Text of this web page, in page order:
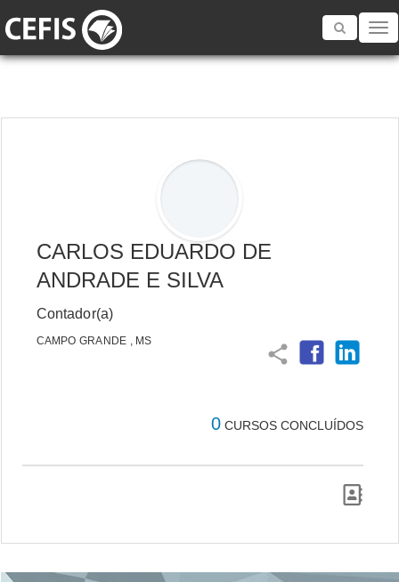
Toggle
CARLOS EDUARDO DE
ANDRADE E SILVA
Contador(a)
CAMPO GRANDE , MS
share
0 CURSOS CONCLUÍDOS